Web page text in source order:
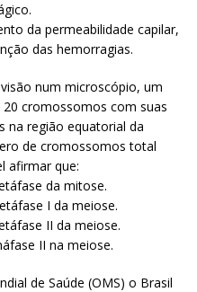
da permeabilidade capilar,
das hemorragias.
num microscópio, um
cromossomos com suas
na região equatorial da
de cromossomos total
afirmar que:
da mitose.
I da meiose.
II da meiose.
II na meiose.
de Saú­de (OMS) o Brasil